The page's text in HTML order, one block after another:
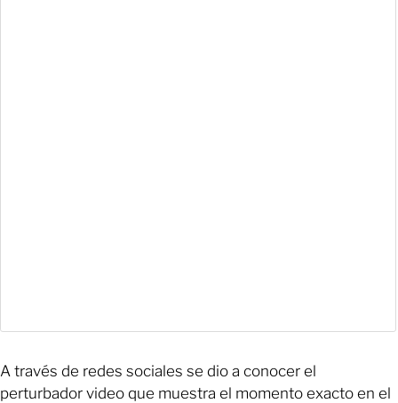
A través de redes sociales se dio a conocer el
perturbador video que muestra el momento exacto en el